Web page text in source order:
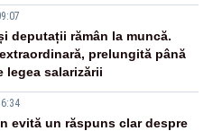
deputații rămân la muncă.
prelungită până
legea salarizării
evită un răspuns clar despre